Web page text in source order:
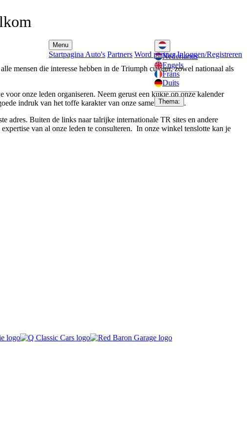
Nederlands
Engels
Frans
Duits
Thema:
Menu
Startpagina Auto's Partners Word partner Inloggen/Registreren
mensen die interesse hebben in de Triumph cultuur, zowel nationaal als
voor onze leden organiseren. Neem gerust een kijkje op onze kalender
indruk van het toffe karakter van onze samenkomsten.
adres. Buiten de links naar talrijke internationale TR sites en andere
van al onze leden te consulteren. In onze winkel tenslotte kan je